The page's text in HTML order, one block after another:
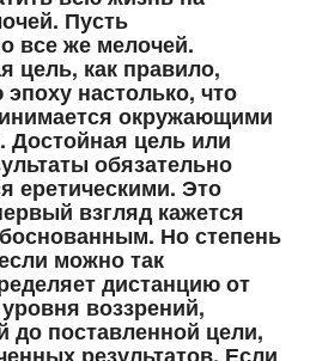
Пусть
все же мелочей.
цель, как правило,
настолько, что
окружающими
Достойная цель или
обязательно
еретическими. Это
взгляд кажется
Но степень
можно так
дистанцию от
воззрений,
до поставленной цели,